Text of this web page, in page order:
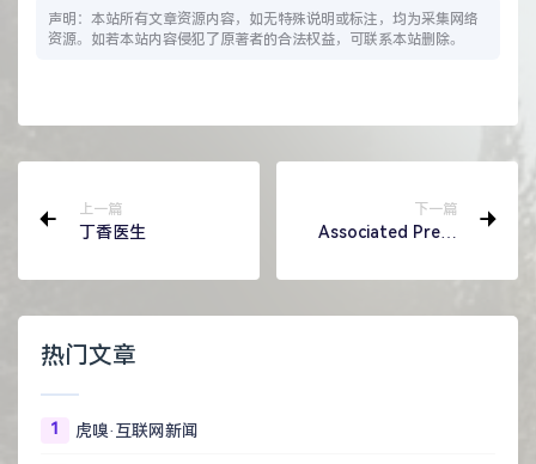
声明：本站所有文章资源内容，如无特殊说明或标注，均为采集网络
资源。如若本站内容侵犯了原著者的合法权益，可联系本站删除。
上一篇
丁香医生
下一篇
Associated Press
热门文章
1 虎嗅·互联网新闻